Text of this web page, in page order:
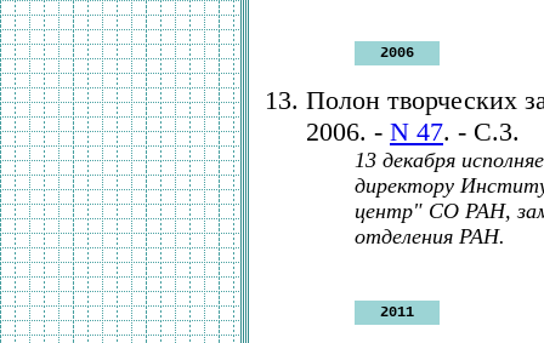
2006
Полон творческих
2006. - N 47. - С.3.
13 декабря
директору
центр" СО РАН,
отделения РАН.
2011